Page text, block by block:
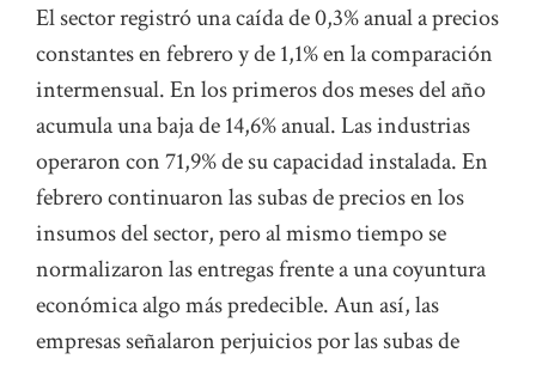
El sector registró una caída de 0,3% anual a precios
constantes en febrero y de 1,1% en la comparación
intermensual. En los primeros dos meses del año
acumula una baja de 14,6% anual. Las industrias
operaron con 71,9% de su capacidad instalada. En
febrero continuaron las subas de precios en los
insumos del sector, pero al mismo tiempo se
normalizaron las entregas frente a una coyuntura
económica algo más predecible. Aun así, las
empresas señalaron perjuicios por las subas de